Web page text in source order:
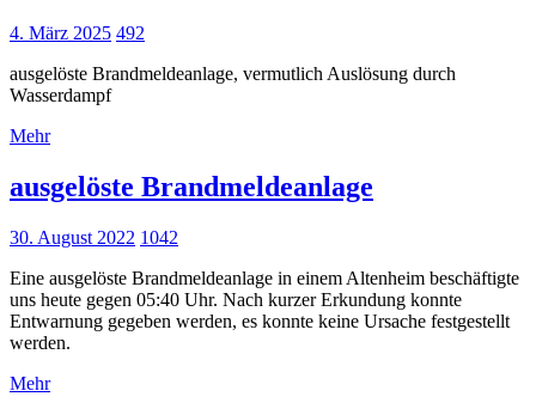
4. März 2025 492
ausgelöste Brandmeldeanlage, vermutlich Auslösung durch
Wasserdampf
Mehr
ausgelöste Brandmeldeanlage
30. August 2022 1042
Eine ausgelöste Brandmeldeanlage in einem Altenheim beschäftigte
uns heute gegen 05:40 Uhr. Nach kurzer Erkundung konnte
Entwarnung gegeben werden, es konnte keine Ursache festgestellt
werden.
Mehr